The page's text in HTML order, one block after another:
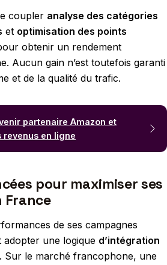
coupler analyse des catégories
et optimisation des points
obtenir un rendement
Aucun gain n’est toutefois garanti
et de la qualité du trafic.
partenaire Amazon et
revenus en ligne
pour maximiser ses
France
de ses campagnes
adopter une logique d’intégration
Sur le marché francophone, une